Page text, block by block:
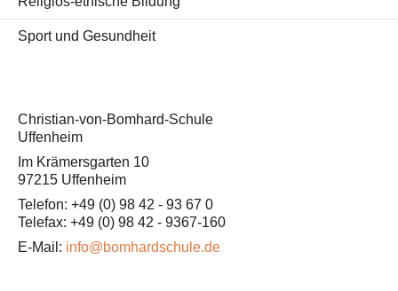
Sport und Gesundheit
Christian-von-Bomhard-Schule
Uffenheim
Im Krämersgarten 10
97215 Uffenheim
Telefon: +49 (0) 98 42 - 93 67 0
Telefax: +49 (0) 98 42 - 9367-160
E-Mail: info@bomhardschule.de